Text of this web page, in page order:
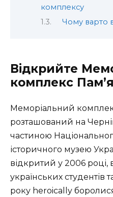
комплексу
Чому варто
Відкрийте
комплекс
Меморіальний
розташований на
частиною
історичного музею
відкритий у 2006 році,
українських студентів
року heroically